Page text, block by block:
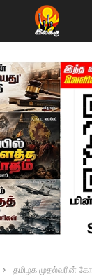
தமிழக முதல்வரின்